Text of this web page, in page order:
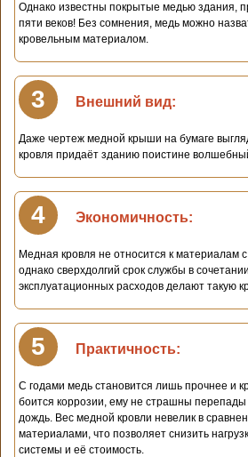
Однако известны покрытые медью здания,
пяти веков! Без сомнения, медь можно
кровельным материалом.
3 Внешний вид:
Даже чертеж медной крыши на бумаге
кровля придаёт зданию поистине
4 Экономичность:
Медная кровля не относится к материалам
однако сверхдолгий срок службы в
эксплуатационных расходов делают такую
5 Практичность:
С годами медь становится лишь прочнее и
боится коррозии, ему не страшны перепады
дождь. Вес медной кровли невелик в
материалами, что позволяет снизить
системы и её стоимость.